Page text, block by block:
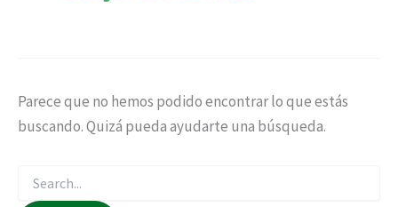
Parece que no hemos podido encontrar lo que estás
buscando. Quizá pueda ayudarte una búsqueda.